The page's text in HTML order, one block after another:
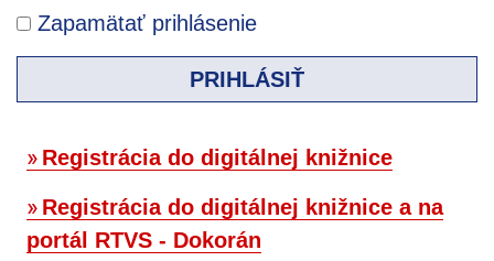
Zapamätať prihlásenie
PRIHLÁSIŤ
Registrácia do digitálnej knižnice
Registrácia do digitálnej knižnice a na
portál RTVS - Dokorán